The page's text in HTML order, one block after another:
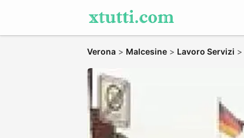
Verona > Malcesine > Lavoro Servizi >